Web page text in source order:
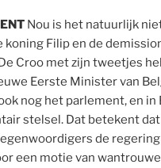
Nou is het natuurlijk
koning Filip en de
Croo met zijn tweetjes
Eerste Minister van
nog het parlement, en
stelsel. Dat betekent dat
de regering
een motie van